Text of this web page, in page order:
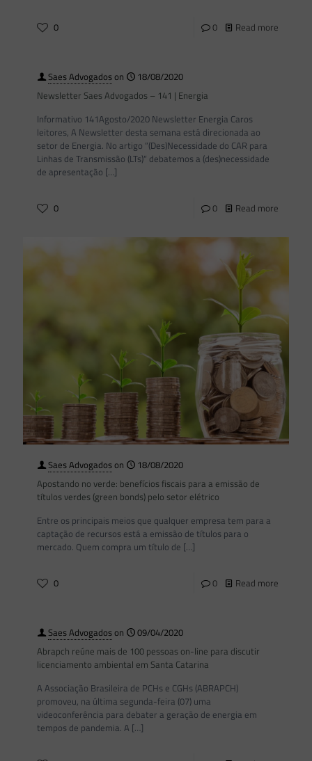
0 0 Read more
Saes Advogadoson
18/08/2020
Newsletter Saes Advogados – 141 | Energia
Informativo 141Agosto/2020 Newsletter Energia Caros
leitores, A Newsletter desta semana está direcionada ao
setor de Energia. No artigo “(Des)Necessidade do CAR para
Linhas de Transmissão (LTs)“ debatemos a (des)necessidade
de apresentação […]
0 0 Read more
Saes Advogadoson
18/08/2020
Apostando no verde: benefícios fiscais para a emissão de
títulos verdes (green bonds) pelo setor elétrico
Entre os principais meios que qualquer empresa tem para a
captação de recursos está a emissão de títulos para o
mercado. Quem compra um título de […]
0 0 Read more
Saes Advogadoson
09/04/2020
Abrapch reúne mais de 100 pessoas on-line para discutir
licenciamento ambiental em Santa Catarina
A Associação Brasileira de PCHs e CGHs (ABRAPCH)
promoveu, na última segunda-feira (07) uma
videoconferência para debater a geração de energia em
tempos de pandemia. A […]